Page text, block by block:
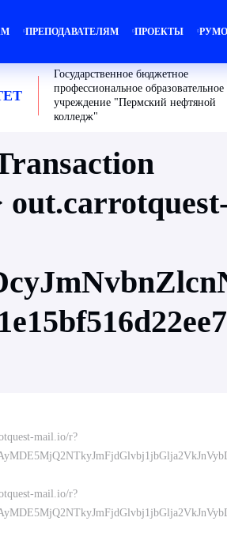
ПРЕПОДАВАТЕЛЯМ ПРОЕКТЫ РУМО
Государственное бюджетное
профессиональное образовательное
учреждение "Пермский нефтяной
колледж"
mail.io/r?
mail.io/r?